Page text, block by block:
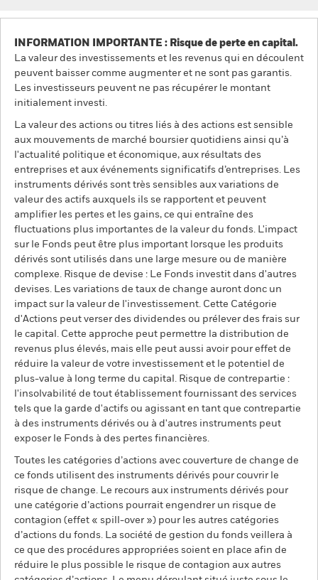
INFORMATION IMPORTANTE : Risque de perte en capital.
La valeur des investissements et les revenus qui en découlent
peuvent baisser comme augmenter et ne sont pas garantis.
Les investisseurs peuvent ne pas récupérer le montant
initialement investi.
La valeur des actions ou titres liés à des actions est sensible
aux mouvements de marché boursier quotidiens ainsi qu’à
l'actualité politique et économique, aux résultats des
entreprises et aux événements significatifs d’entreprises. Les
instruments dérivés sont très sensibles aux variations de
valeur des actifs auxquels ils se rapportent et peuvent
amplifier les pertes et les gains, ce qui entraîne des
fluctuations plus importantes de la valeur du fonds. L'impact
sur le Fonds peut être plus important lorsque les produits
dérivés sont utilisés dans une large mesure ou de manière
complexe. Risque de devise : Le Fonds investit dans d'autres
devises. Les variations de taux de change auront donc un
impact sur la valeur de l'investissement. Cette Catégorie
d'Actions peut verser des dividendes ou prélever des frais sur
le capital. Cette approche peut permettre la distribution de
revenus plus élevés, mais elle peut aussi avoir pour effet de
réduire la valeur de votre investissement et le potentiel de
plus-value à long terme du capital. Risque de contrepartie :
l'insolvabilité de tout établissement fournissant des services
tels que la garde d'actifs ou agissant en tant que contrepartie
à des instruments dérivés ou à d'autres instruments peut
exposer le Fonds à des pertes financières.
Toutes les catégories d’actions avec couverture de change de
ce fonds utilisent des instruments dérivés pour couvrir le
risque de change. Le recours aux instruments dérivés pour
une catégorie d’actions pourrait engendrer un risque de
contagion (effet « spill-over ») pour les autres catégories
d’actions du fonds. La société de gestion du fonds veillera à
ce que des procédures appropriées soient en place afin de
réduire le plus possible le risque de contagion aux autres